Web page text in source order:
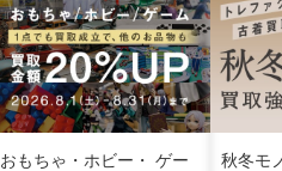
おもちゃ・ホビー・ ゲー
秋冬モ